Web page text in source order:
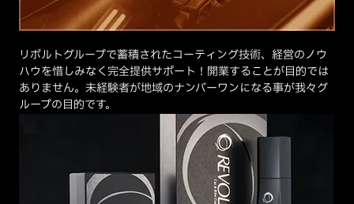
リボルトグループで蓄積されたコーティング技術、経営のノウ
ハウを惜しみなく完全提供サポート！開業することが目的では
ありません。未経験者が地域のナンバーワンになる事が我々グ
ループの目的です。